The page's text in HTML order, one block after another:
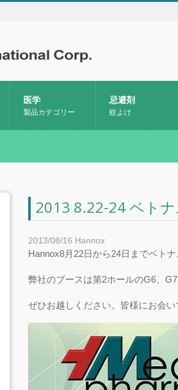
医学
製品カテゴリー
忌避剤
蚊よけ
2013 8.22-24 ベト
2013/08/16 Hannox
Hannox8月22日から24日までベト
弊社のブースは第2ホールのG6、
ぜひお越しください。皆様にお会い